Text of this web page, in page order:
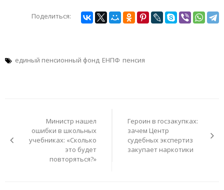
Поделиться:
единый пенсионный фонд ЕНПФ пенсия
Министр нашел
ошибки в школьных
учебниках: «Сколько
это будет
повторяться?»
Героин в госзакупках:
зачем Центр
судебных экспертиз
закупает наркотики